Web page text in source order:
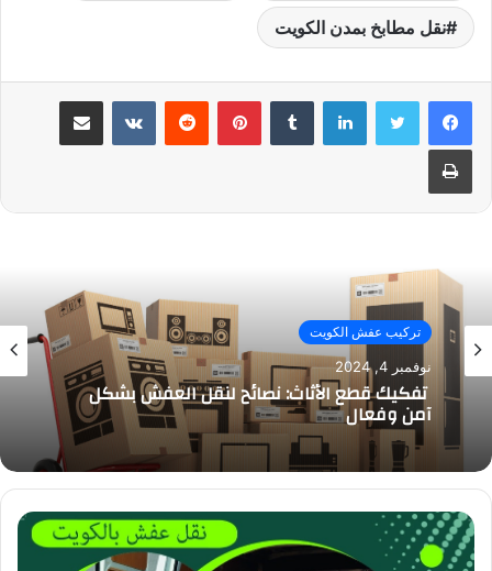
نقل مطابخ بمدن الكويت
لينكدإن بينتيريست مشاركة عبر البريد
طباعة
تركيب عفش الكويت
نوفمبر 4, 2024
تفكيك قطع الأثاث: نصائح لنقل العفش بشكل
آمن وفعال